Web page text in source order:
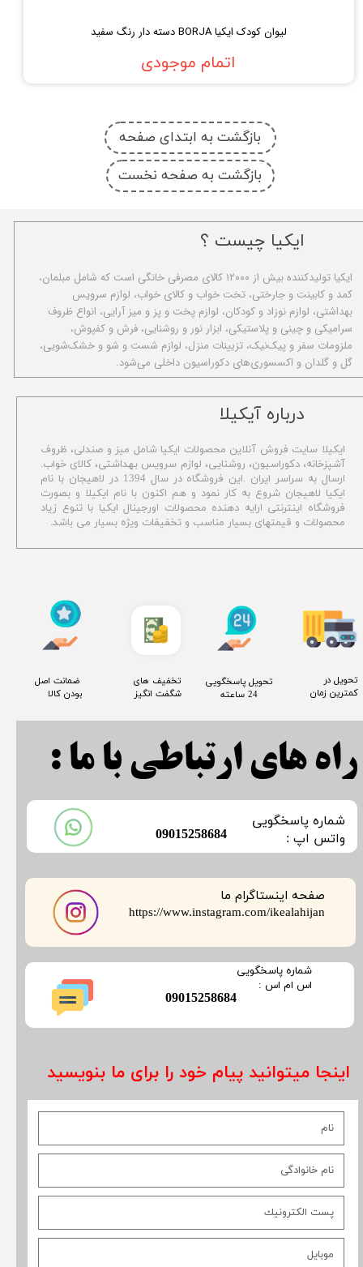
لیوان کودک ایکیا BORJA دسته دار رنگ سفید
اتمام موجودی
بازگشت به ابتدای صفحه
بازگشت به صفحه نخست
​درباره آیکیلا
ایکیلا سایت فروش آنلاین محصولات ایکیا شامل میز و صندلی، ظروف
آشپزخانه، دکوراسیون، روشنایی، لوازم سرویس بهداشتی، کالای خواب.
ارسال به سراسر ایران .این فروشگاه در سال 1394 در لاهیجان با نام
ایکیا لاهیجان شروع به کار نمود و هم اکنون با نام ایکیلا و بصورت
فروشگاه اینترنتی ارایه دهنده محصولات اورجینال ایکیا با تنوع زیاد
محصولات و قیمتهای بسیار مناسب و تخفیفات ویژه بسیار می باشد.
صفحه اینستاگرام ما
​​​​​​​https://www.instagram.com/ikealahijan
​شماره پاسخگویی
​​​​​واتس اپ :
​09015258684
اینجا میتوانید پیام خود را برای ما بنویسید
راه های ارتباطی با ما :
​09015258684
​شماره پاسخگویی
​​​​​اس ام اس :
ایکیا چیست ؟
ا​یکیا تولیدکننده بیش از ۱۲۰۰۰ کالای مصرفی خانگی است که شامل مبلمان،
کمد و کابینت و جارختی، تخت خواب و کالای خواب، لوازم سرویس
بهداشتی، لوازم نوزاد و کودکان، لوازم پخت و پز و میز آرایی، انواع ظروف
سرامیکی و چینی و پلاستیکی، ابزار نور و روشنایی، فرش و کفپوش،
ملزومات سفر و پیک‌نیک، تزیینات منزل، لوازم شست و شو و خشک‌شویی،
گل و گلدان و اکسسوری‌های دکوراسیون داخلی می‌شود.
​تحویل در
کمترین زمان
​تحویل پاسخگویی
24 ساعته
​تخفیف های
شگفت انگیز
​ ضمانت اصل
بودن کالا